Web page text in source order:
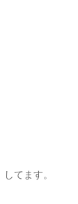
してます。